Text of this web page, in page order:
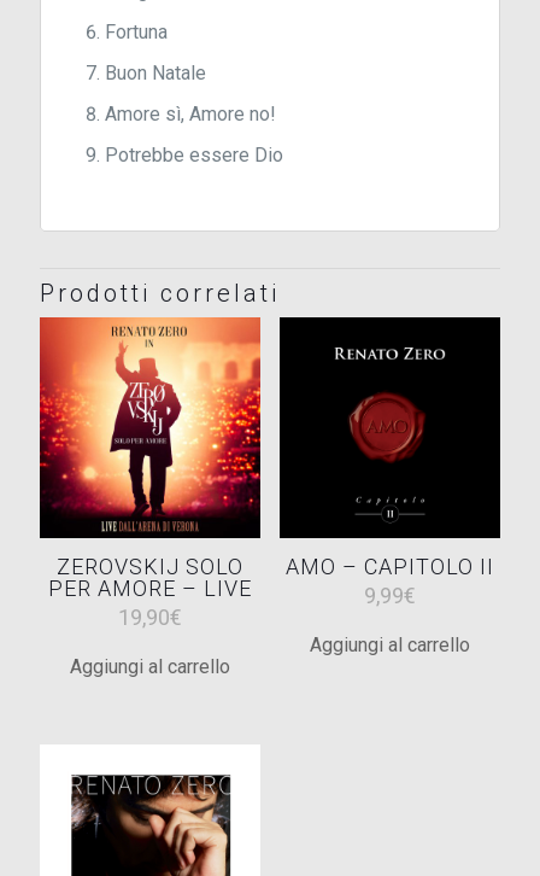
Fortuna
Buon Natale
Amore sì, Amore no!
Potrebbe essere Dio
Prodotti correlati
ZEROVSKIJ SOLO
PER AMORE – LIVE
19,90€
Aggiungi al carrello
AMO – CAPITOLO II
9,99€
Aggiungi al carrello